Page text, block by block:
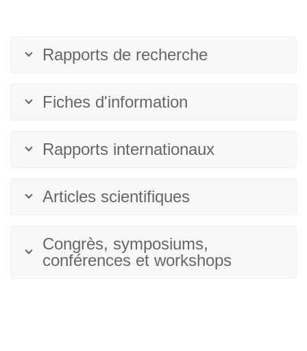
Rapports de recherche
Fiches d'information
Rapports internationaux
Articles scientifiques
Congrès, symposiums,
conférences et workshops